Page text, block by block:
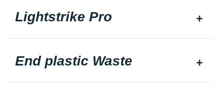
Lightstrike Pro
End plastic Waste